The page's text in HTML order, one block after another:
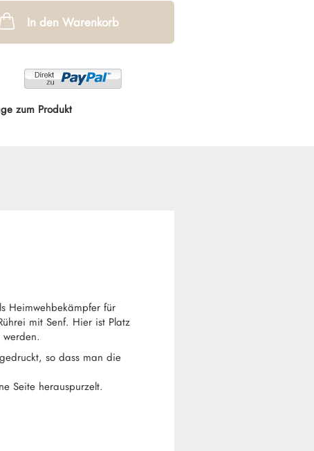
In den Warenkorb
zum Produkt
Heimwehbekämpfer für
mit Senf. Hier ist Platz
so dass man die
Seite herauspurzelt.